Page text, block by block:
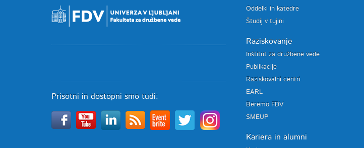
Prisotni in dostopni smo tudi:
Oddelki in katedre
Študij v tujini
Raziskovanje
Inštitut za družbene vede
Publikacije
Raziskovalni centri
EARL
Beremo FDV
SMEUP
Kariera in alumni